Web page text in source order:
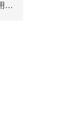
需要注意哪些问题才能正确使用可调移液器